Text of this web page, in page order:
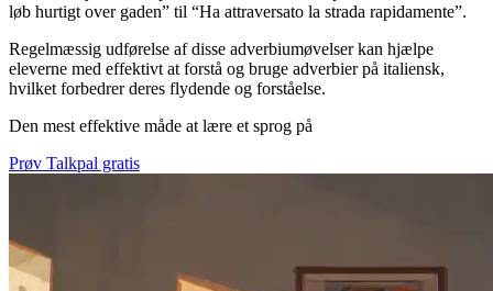
løb hurtigt over gaden” til “Ha attraversato la strada rapidamente”.
Regelmæssig udførelse af disse adverbiumøvelser kan hjælpe
eleverne med effektivt at forstå og bruge adverbier på italiensk,
hvilket forbedrer deres flydende og forståelse.
Den mest effektive måde at lære et sprog på
Prøv Talkpal gratis